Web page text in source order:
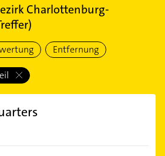
Charlottenburg-
Entfernung